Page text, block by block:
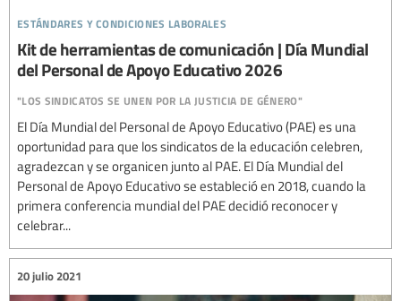
estándares y condiciones laborales
Kit de herramientas de comunicación | Día Mundial
del Personal de Apoyo Educativo 2026
"los sindicatos se unen por la justicia de género"
El Día Mundial del Personal de Apoyo Educativo (PAE) es una
oportunidad para que los sindicatos de la educación celebren,
agradezcan y se organicen junto al PAE. El Día Mundial del
Personal de Apoyo Educativo se estableció en 2018, cuando la
primera conferencia mundial del PAE decidió reconocer y
celebrar...
20 julio 2021